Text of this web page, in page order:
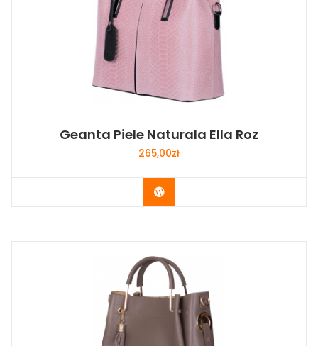
Geanta Piele Naturala Ella Roz
265,00zł
Buy Now